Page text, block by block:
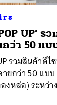
UP’ ร
กว่า 50 แบ
รวมสินค้าดี
ยกว่า 50 แบบ
งหล่อ) ระหว่